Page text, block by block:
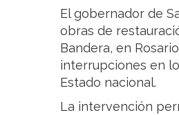
El gobernador de
obras de
Bandera, en
interrupciones en
Estado nacional.
La intervención